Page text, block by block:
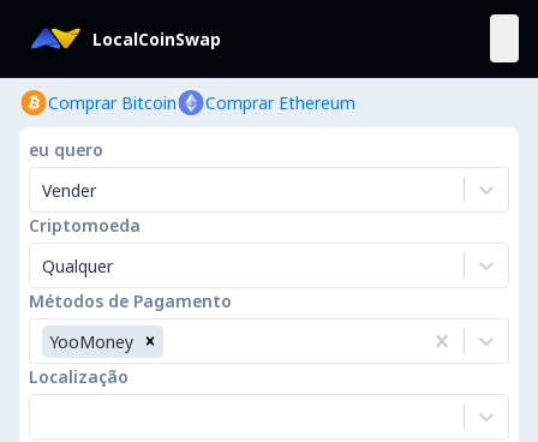
LocalCoinSwap
Comprar Bitcoin Comprar Ethereum
eu quero
Vender
Criptomoeda
Qualquer
Métodos de Pagamento
YooMoney
Localização